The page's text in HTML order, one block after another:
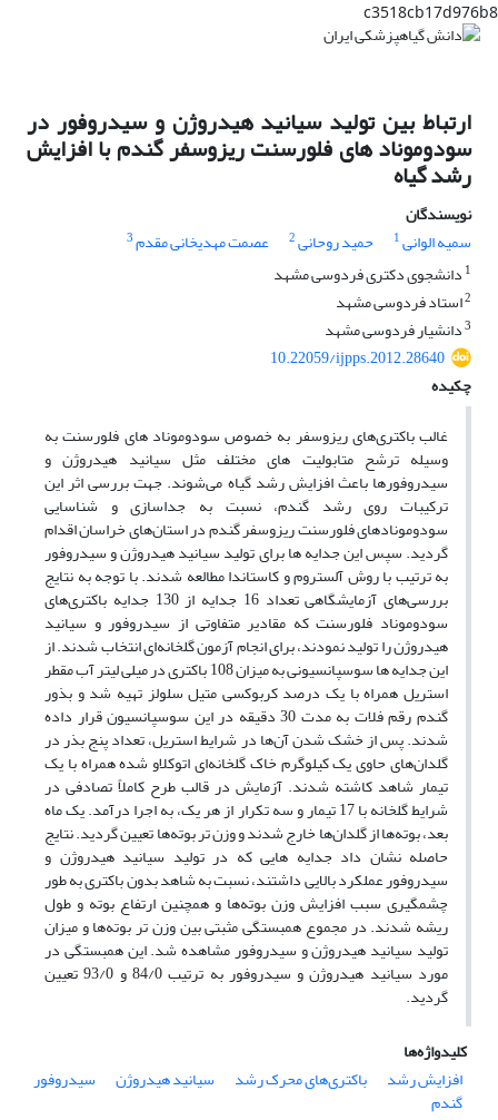
c3518cb17d976b8
ارتباط بین تولید سیانید هیدروژن و سیدروفور در
سودوموناد های فلورسنت ریزوسفر گندم با افزایش
رشد گیاه
نویسندگان
سمیه الوانی1 حمید روحانی2 عصمت مهدیخانی مقدم3
1 دانشجوی دکتری فردوسی مشهد
2استاد فردوسی مشهد
3دانشیار فردوسی مشهد
10.22059/ijpps.2012.28640
چکیده
غالب باکتری‌های ریزوسفر به خصوص سودوموناد های فلورسنت به
وسیله ترشح متابولیت های مختلف مثل سیانید هیدروژن و
سیدروفورها باعث افزایش رشد گیاه می‌شوند. جهت بررسی اثر این
ترکیبات روی رشد گندم، نسبت به جداسازی و شناسایی
سودومونادهای فلورسنت ریزوسفر گندم در استان‌های خراسان اقدام
گردید. سپس این جدایه ها برای تولید سیانید هیدروژن و سیدروفور
به ترتیب با روش آلستروم و کاستاندا مطالعه شدند. با توجه به نتایج
بررسی‌های آزمایشگاهی تعداد 16 جدایه از 130 جدایه باکتری‌های
سودوموناد فلورسنت که مقادیر متفاوتی از سیدروفور و سیانید
هیدروژن را تولید نمودند، برای انجام آزمون گلخانه‌ای انتخاب شدند. از
این جدایه ها سوسپانسیونی به میزان 108 باکتری در میلی لیتر آب مقطر
استریل همراه با یک درصد کربوکسی متیل سلولز تهیه شد و بذور
گندم رقم فلات به مدت 30 دقیقه در این سوسپانسیون قرار داده
شدند. پس از خشک شدن آن‌ها در شرایط استریل، تعداد پنج بذر در
گلدان‌های حاوی یک کیلوگرم خاک گلخانه‌ای اتوکلاو شده همراه با یک
تیمار شاهد کاشته شدند. آزمایش در قالب طرح کاملاً تصادفی در
شرایط گلخانه با 17 تیمار و سه تکرار از هر یک، به اجرا درآمد. یک ماه
بعد، بوته‌ها از گلدان‌ها خارج شدند و وزن تر بوته‌ها تعیین گردید. نتایج
حاصله نشان داد جدایه هایی که در تولید سیانید هیدروژن و
سیدروفور عملکرد بالایی داشتند، نسبت به شاهد بدون باکتری به طور
چشمگیری سبب افزایش وزن بوته‌ها و همچنین ارتفاع بوته و طول
ریشه شدند. در مجموع همبستگی مثبتی بین وزن تر بوته‌ها و میزان
تولید سیانید هیدروژن و سیدروفور مشاهده شد. این همبستگی در
مورد سیانید هیدروژن و سیدروفور به ترتیب 84/0 و 93/0 تعیین
گردید.
کلیدواژه‌ها
افزایش رشد
باکتری‌های محرک رشد سیانید هیدروژن سیدروفور
گندم